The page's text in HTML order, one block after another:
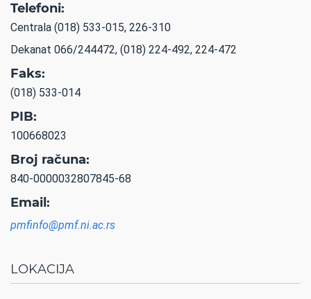
Telefoni:
Centrala (018) 533-015, 226-310
Dekanat 066/244472, (018) 224-492, 224-472
Faks:
(018) 533-014
PIB:
100668023
Broj računa:
840-0000032807845-68
Email:
pmfinfo@pmf.ni.ac.rs
LOKACIJA